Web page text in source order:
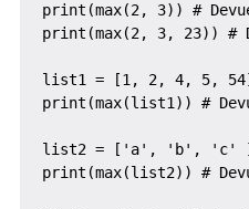
print(max(2, 3)) #
print(max(2, 3, 23)) #
list1 = [1, 2, 4, 5, 54]
print(max(list1)) #
list2 = ['a', 'b', 'c' ]
print(max(list2)) #